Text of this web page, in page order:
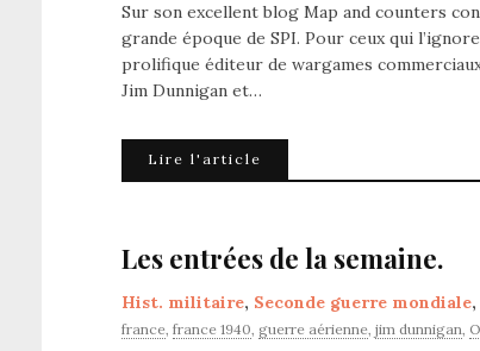
Sur son excellent blog Map and counters
grande époque de SPI. Pour ceux qui
prolifique éditeur de wargames
Jim Dunnigan et…
Lire l'article
Les entrées de la semaine.
Hist. militaire, Seconde guerre mondiale,
france, france 1940, guerre aérienne, jim dunnigan,